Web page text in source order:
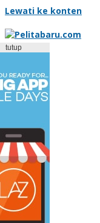
Lewati ke konten
tutup